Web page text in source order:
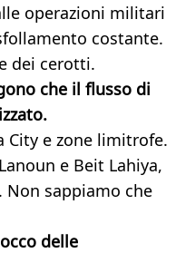
operazioni militari
costante.
dei cerotti.
che il flusso di
City e zone limitrofe.
e Beit Lahiya,
sappiamo che
delle